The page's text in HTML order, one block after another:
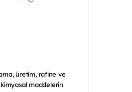
üretim, rafine ve
maddelerin